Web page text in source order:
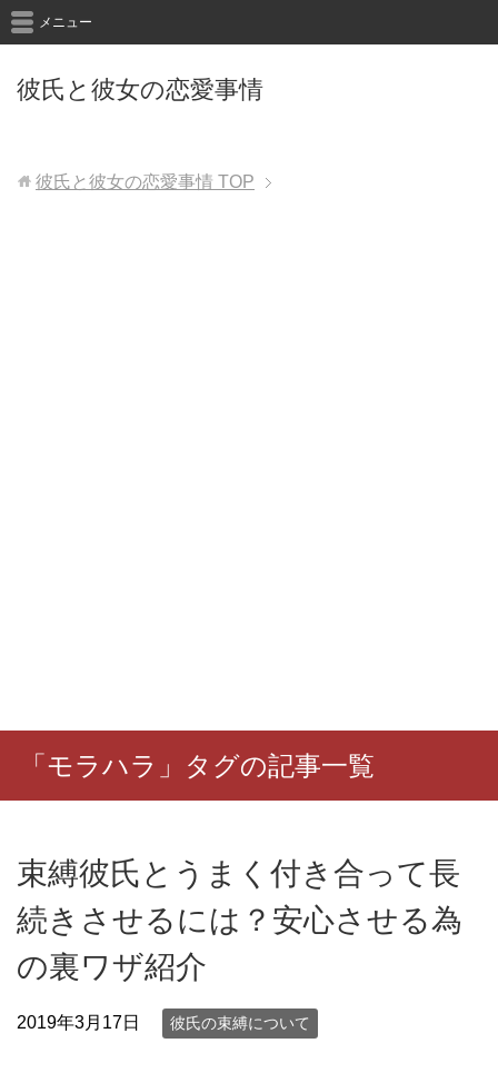
彼氏と彼女の恋愛事情
メニュー
彼氏と彼女の恋愛事情 TOP
「モラハラ」タグの記事一覧
束縛彼氏とうまく付き合って長
続きさせるには？安心させる為
の裏ワザ紹介
2019年3月17日 彼氏の束縛について